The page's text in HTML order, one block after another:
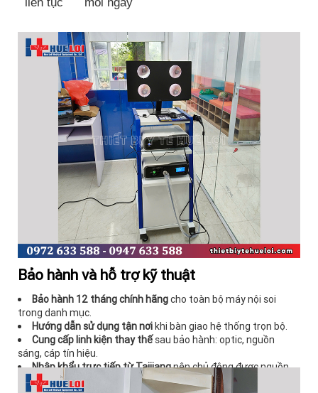
Bảo hành và hỗ trợ kỹ thuật
Bảo hành 12 tháng chính hãngcho toàn bộ máy nội soi
trong danh mục.
Hướng dẫn sử dụng tận nơikhi bàn giao hệ thống trọn bộ.
Cung cấp linh kiện thay thếsau bảo hành: optic, nguồn
sáng, cáp tín hiệu.
Nhập khẩu trực tiếp từ Taijiangnên chủ động được nguồn
linh kiện, không phụ thuộc lịch nhập của bên thứ ba.